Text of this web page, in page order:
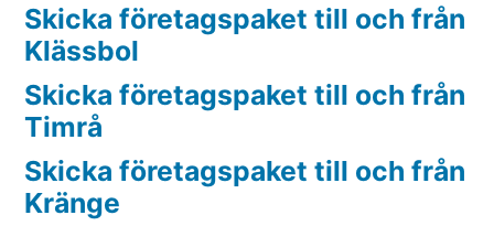
Skicka företagspaket till och från
Klässbol
Skicka företagspaket till och från
Timrå
Skicka företagspaket till och från
Kränge